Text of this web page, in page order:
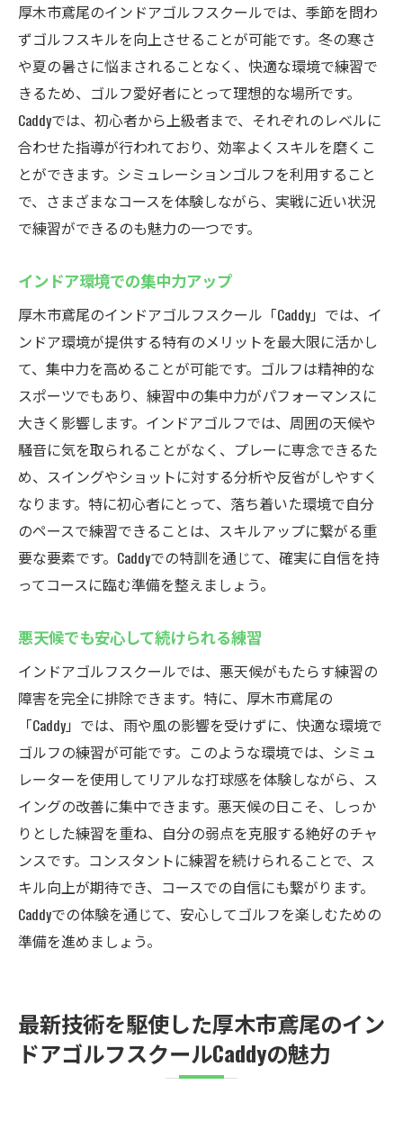
厚木市鳶尾のインドアゴルフスクールでは、季節を問わ
ずゴルフスキルを向上させることが可能です。冬の寒さ
や夏の暑さに悩まされることなく、快適な環境で練習で
きるため、ゴルフ愛好者にとって理想的な場所です。
Caddyでは、初心者から上級者まで、それぞれのレベルに
合わせた指導が行われており、効率よくスキルを磨くこ
とができます。シミュレーションゴルフを利用すること
で、さまざまなコースを体験しながら、実戦に近い状況
で練習ができるのも魅力の一つです。
インドア環境での集中力アップ
厚木市鳶尾のインドアゴルフスクール「Caddy」では、イ
ンドア環境が提供する特有のメリットを最大限に活かし
て、集中力を高めることが可能です。ゴルフは精神的な
スポーツでもあり、練習中の集中力がパフォーマンスに
大きく影響します。インドアゴルフでは、周囲の天候や
騒音に気を取られることがなく、プレーに専念できるた
め、スイングやショットに対する分析や反省がしやすく
なります。特に初心者にとって、落ち着いた環境で自分
のペースで練習できることは、スキルアップに繋がる重
要な要素です。Caddyでの特訓を通じて、確実に自信を持
ってコースに臨む準備を整えましょう。
悪天候でも安心して続けられる練習
インドアゴルフスクールでは、悪天候がもたらす練習の
障害を完全に排除できます。特に、厚木市鳶尾の
「Caddy」では、雨や風の影響を受けずに、快適な環境で
ゴルフの練習が可能です。このような環境では、シミュ
レーターを使用してリアルな打球感を体験しながら、ス
イングの改善に集中できます。悪天候の日こそ、しっか
りとした練習を重ね、自分の弱点を克服する絶好のチャ
ンスです。コンスタントに練習を続けられることで、ス
キル向上が期待でき、コースでの自信にも繋がります。
Caddyでの体験を通じて、安心してゴルフを楽しむための
準備を進めましょう。
最新技術を駆使した厚木市鳶尾のイン
ドアゴルフスクールCaddyの魅力